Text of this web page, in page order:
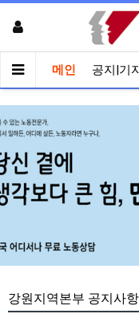
메인 공지|기
강원지역본부 공지사항